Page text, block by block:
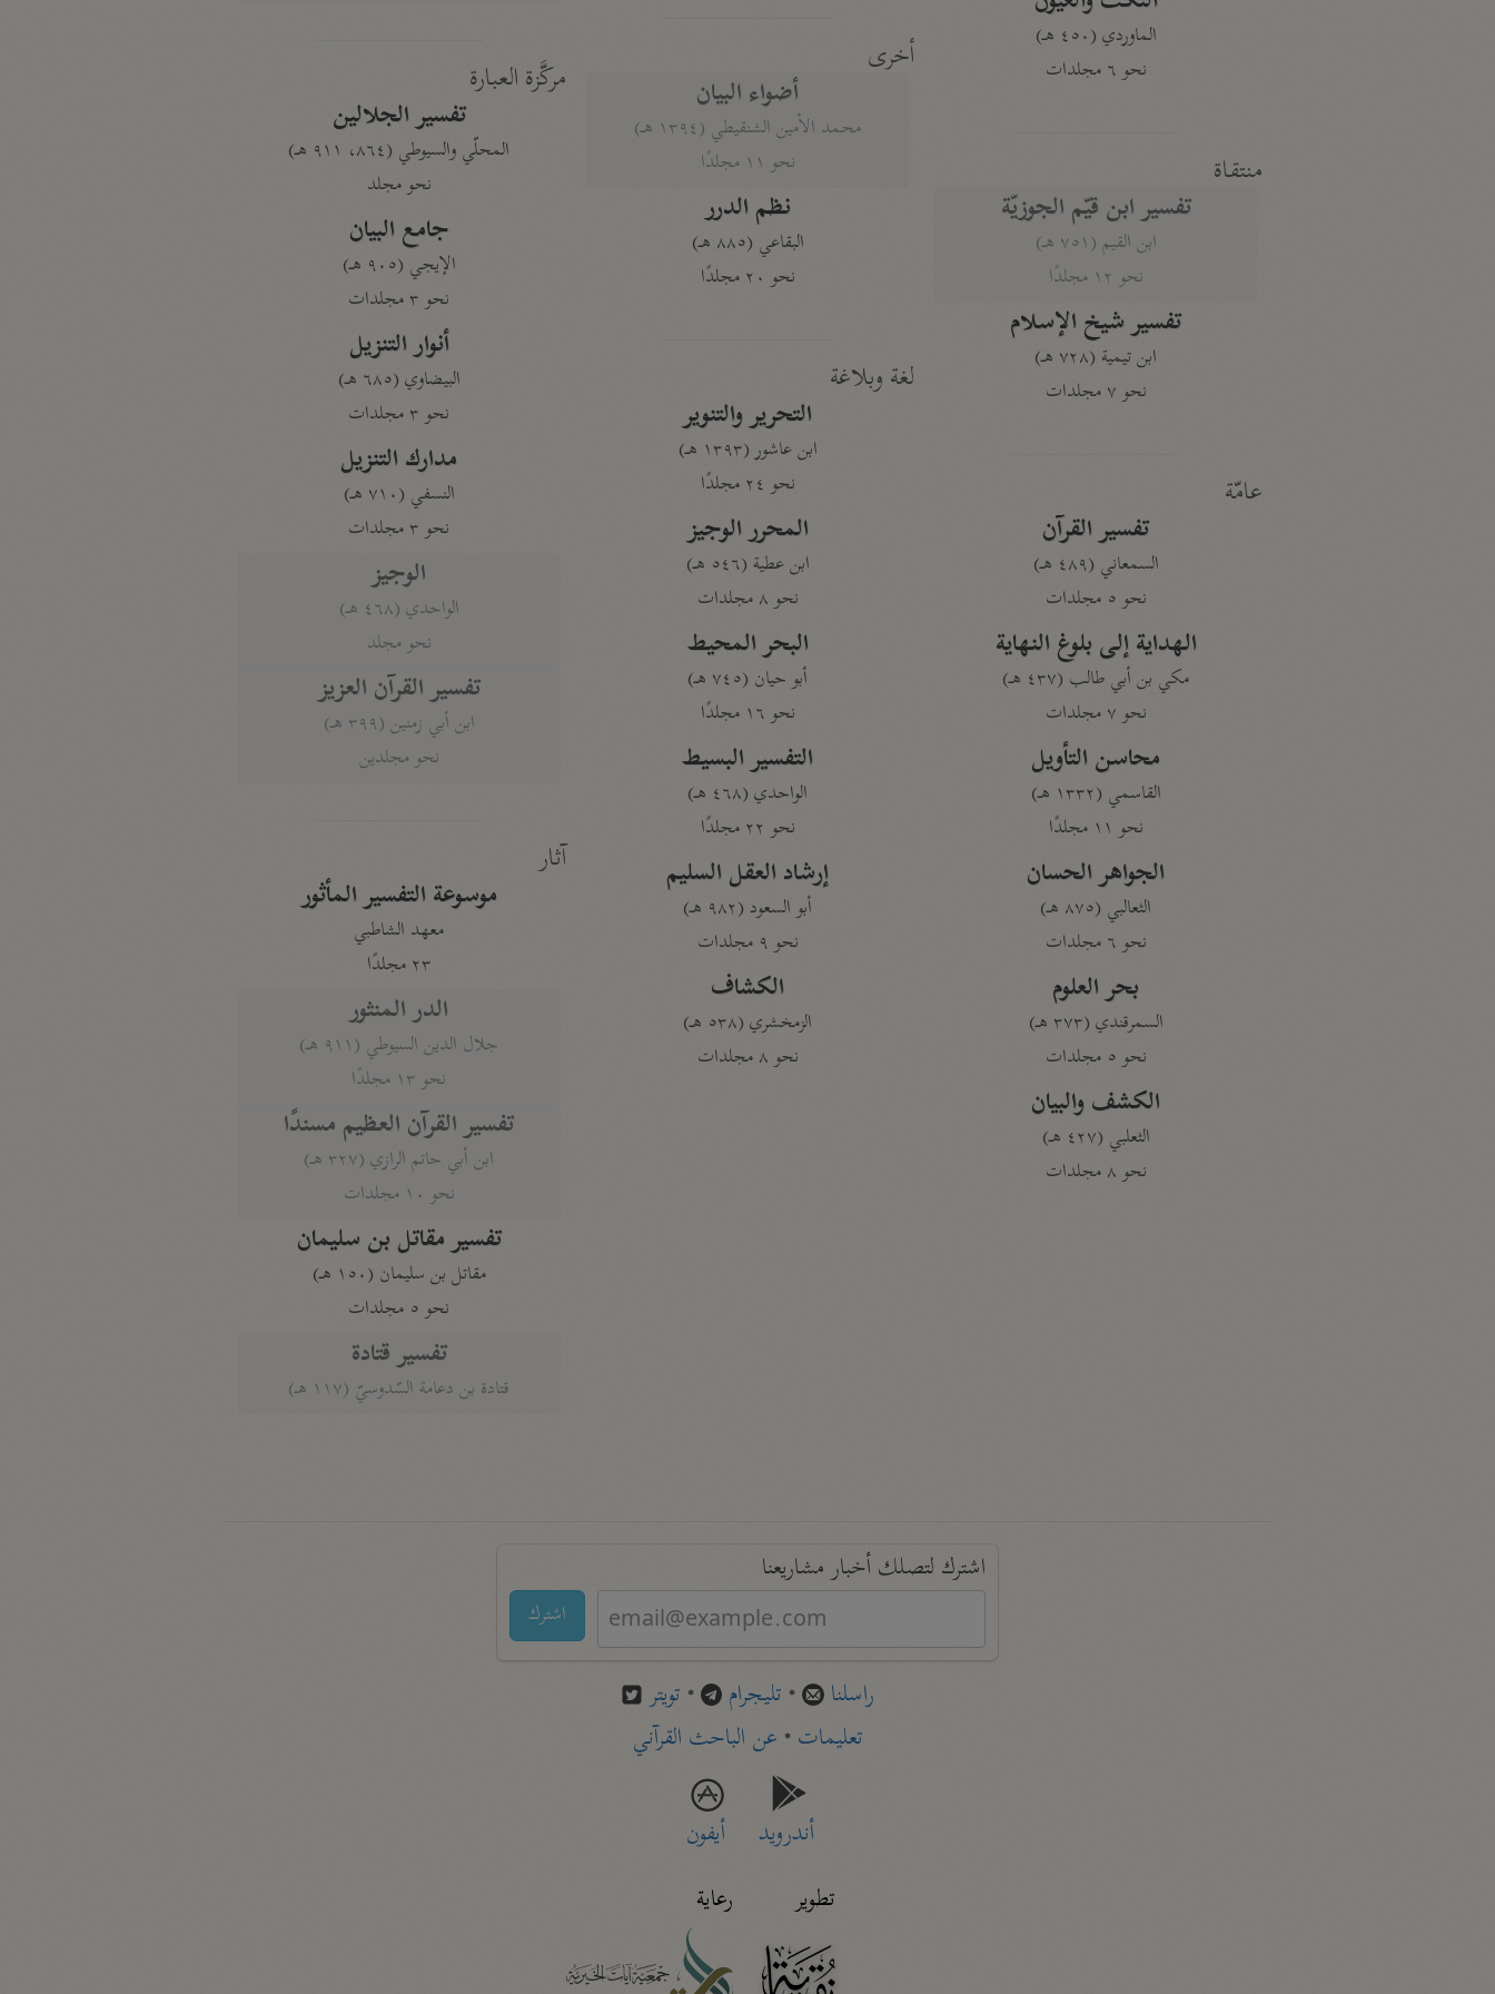
الماوردي (٤٥٠ هـ)
نحو ٦ مجلدات
منتقاة
تفسير ابن قيّم الجوزيّة
ابن القيم (٧٥١ هـ)
نحو ١٢ مجلدًا
تفسير شيخ الإسلام
ابن تيمية (٧٢٨ هـ)
نحو ٧ مجلدات
عامّة
تفسير القرآن
السمعاني (٤٨٩ هـ)
نحو ٥ مجلدات
الهداية إلى بلوغ النهاية
مكي بن أبي طالب (٤٣٧ هـ)
نحو ٧ مجلدات
محاسن التأويل
القاسمي (١٣٣٢ هـ)
نحو ١١ مجلدًا
الجواهر الحسان
الثعالبي (٨٧٥ هـ)
نحو ٦ مجلدات
بحر العلوم
السمرقندي (٣٧٣ هـ)
نحو ٥ مجلدات
الكشف والبيان
الثعلبي (٤٢٧ هـ)
نحو ٨ مجلدات
أخرى
أضواء البيان
محمد الأمين الشنقيطي (١٣٩٤ هـ)
نحو ١١ مجلدًا
نظم الدرر
البقاعي (٨٨٥ هـ)
نحو ٢٠ مجلدًا
لغة وبلاغة
التحرير والتنوير
ابن عاشور (١٣٩٣ هـ)
نحو ٢٤ مجلدًا
المحرر الوجيز
ابن عطية (٥٤٦ هـ)
نحو ٨ مجلدات
البحر المحيط
أبو حيان (٧٤٥ هـ)
نحو ١٦ مجلدًا
التفسير البسيط
الواحدي (٤٦٨ هـ)
نحو ٢٢ مجلدًا
إرشاد العقل السليم
أبو السعود (٩٨٢ هـ)
نحو ٩ مجلدات
الكشاف
الزمخشري (٥٣٨ هـ)
نحو ٨ مجلدات
مركَّزة العبارة
تفسير الجلالين
المحلّي والسيوطي (٨٦٤، ٩١١ هـ)
نحو مجلد
جامع البيان
الإيجي (٩٠٥ هـ)
نحو ٣ مجلدات
أنوار التنزيل
البيضاوي (٦٨٥ هـ)
نحو ٣ مجلدات
مدارك التنزيل
النسفي (٧١٠ هـ)
نحو ٣ مجلدات
الوجيز
الواحدي (٤٦٨ هـ)
نحو مجلد
تفسير القرآن العزيز
ابن أبي زمنين (٣٩٩ هـ)
نحو مجلدين
آثار
موسوعة التفسير المأثور
معهد الشاطبي
٢٣ مجلدًا
الدر المنثور
جلال الدين السيوطي (٩١١ هـ)
نحو ١٣ مجلدًا
تفسير القرآن العظيم مسندًا
ابن أبي حاتم الرازي (٣٢٧ هـ)
نحو ١٠ مجلدات
تفسير مقاتل بن سليمان
مقاتل بن سليمان (١٥٠ هـ)
نحو ٥ مجلدات
تفسير قتادة
قتادة بن دعامة السّدوسيّ (١١٧ هـ)
اشترك لتصلك أخبار مشاريعنا
اشترك
راسلنا • تليجرام • تويتر
تعليمات• عن الباحث القرآني
أندرويد
أيفون
تطوير
رعاية